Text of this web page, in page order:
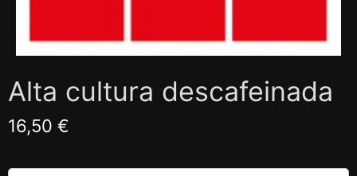
Alta cultura descafeinada
16,50 €